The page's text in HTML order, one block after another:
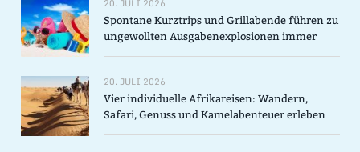
20. JULI 2026
Spontane Kurztrips und Grillabende führen zu
ungewollten Ausgabenexplosionen immer
20. JULI 2026
Vier individuelle Afrikareisen: Wandern,
Safari, Genuss und Kamelabenteuer erleben